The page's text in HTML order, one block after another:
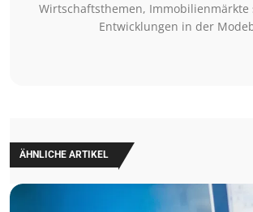
Wirtschaftsthemen, Immobilienmärkte
Entwicklungen in der
ÄHNLICHE ARTIKEL